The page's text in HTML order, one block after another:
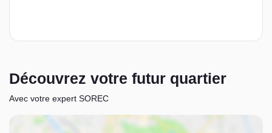
Découvrez votre futur quartier
Avec votre expert SOREC